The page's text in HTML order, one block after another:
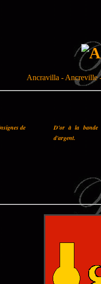
Ancravilla - Ancreville
de
D'or à la bande
d'argent.